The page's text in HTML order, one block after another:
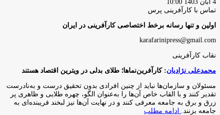
4 آبان 1403 10:00
تماس با کارآفرینی پرس
اولین و تنها رسانه برخط اختصاصی کارآفرینی در ایران
karafarinipress@gmail.com
نقاب کارآفرینی
محمدعلی نژادیان: کارآفرین‌نماها؛ طلای بدلی در ویترین اقتصاد هستند
مسئولان و سازمان‌ها نباید از چنین افرادی بدون تحقیق درست و به‌نادرست
تقدیر کنند و با القاب خاص آ‌ن‌ها را به‌عنوان الگو، چهره طلایی و ظاهری پر
زرق و برق به جامعه معرفی کنند و در نهایت آن‌ها نیز لبخند فریبنده‌ای به
جامعه بزنند.
ادامه مطلب